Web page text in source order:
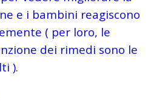
e i bambini reagiscono
( per loro, le
dei rimedi sono le
).